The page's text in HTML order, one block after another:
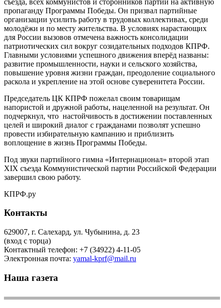
пропаганду Программы Победы. Он призвал партийные
организации усилить работу в трудовых коллективах, среди
молодёжи и по месту жительства. В условиях нарастающих
для России вызовов отмечена важность консолидации
патриотических сил вокруг созидательных подходов КПРФ.
Главными условиями успешного движения вперёд названы:
развитие промышленности, науки и сельского хозяйства,
повышение уровня жизни граждан, преодоление социального
раскола и укрепление на этой основе суверенитета России.
Председатель ЦК КПРФ пожелал своим товарищам
напористой и дружной работы, нацеленной на результат. Он
подчеркнул, что настойчивость в достижении поставленных
целей и широкий диалог с гражданами позволят успешно
провести избирательную кампанию и приблизить
воплощение в жизнь Программы Победы.
Под звуки партийного гимна «Интернационал» второй этап
ХIX съезда Коммунистической партии Российской Федерации
завершил свою работу.
КПРФ.ру
Контакты
629007, г. Салехард, ул. Чубынина, д. 23
(вход с торца)
Контактный телефон: +7 (34922) 4-11-05
Электронная почта: yamal-kprf@mail.ru
Наша газета